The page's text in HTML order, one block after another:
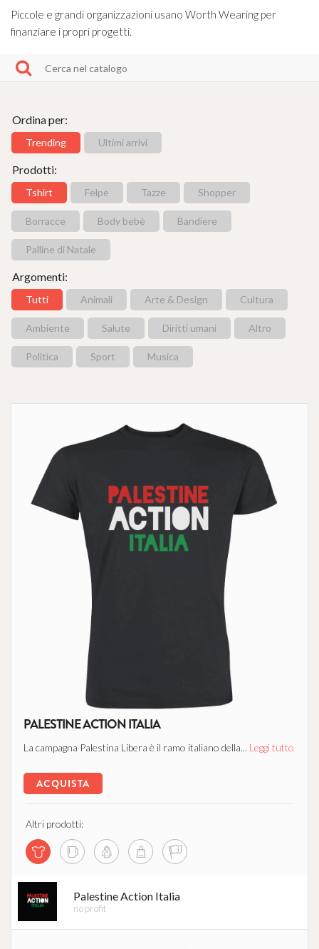
Piccole e grandi organizzazioni usano Worth Wearing per
finanziare i propri progetti.
Ordina per:
Trending Ultimi arrivi
Prodotti:
Tshirt Felpe Tazze Shopper
Borracce Body bebè Bandiere
Palline di Natale
Argomenti:
Tutti Animali Arte & Design Cultura
Ambiente Salute Diritti umani Altro
Politica Sport Musica
PALESTINE ACTION ITALIA
La campagna Palestina Libera è il ramo italiano della... Leggi tutto
ACQUISTA
Altri prodotti:
Palestine Action Italia
no profit